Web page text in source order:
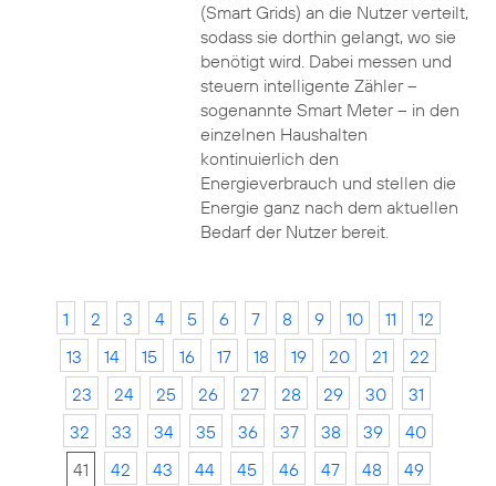
(Smart Grids) an die Nutzer verteilt,
sodass sie dorthin gelangt, wo sie
benötigt wird. Dabei messen und
steuern intelligente Zähler –
sogenannte Smart Meter – in den
einzelnen Haushalten
kontinuierlich den
Energieverbrauch und stellen die
Energie ganz nach dem aktuellen
Bedarf der Nutzer bereit.
1 2 3 4 5 6 7 8 9 10 11
12
13
14 15 16 17 18 19 20 21
22
23
24 25 26 27 28 29 30
31
32
33 34 35 36 37 38 39
40
41
42 43 44 45 46 47 48
49